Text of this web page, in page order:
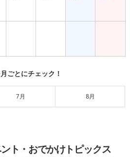
ごとにチェック！
7月 8月
ト・おでかけトピックス